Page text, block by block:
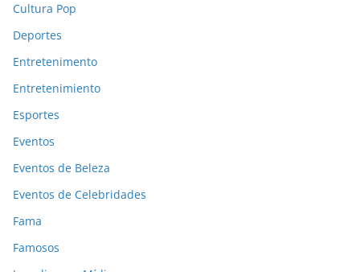
Cultura Pop
Deportes
Entretenimento
Entretenimiento
Esportes
Eventos
Eventos de Beleza
Eventos de Celebridades
Fama
Famosos